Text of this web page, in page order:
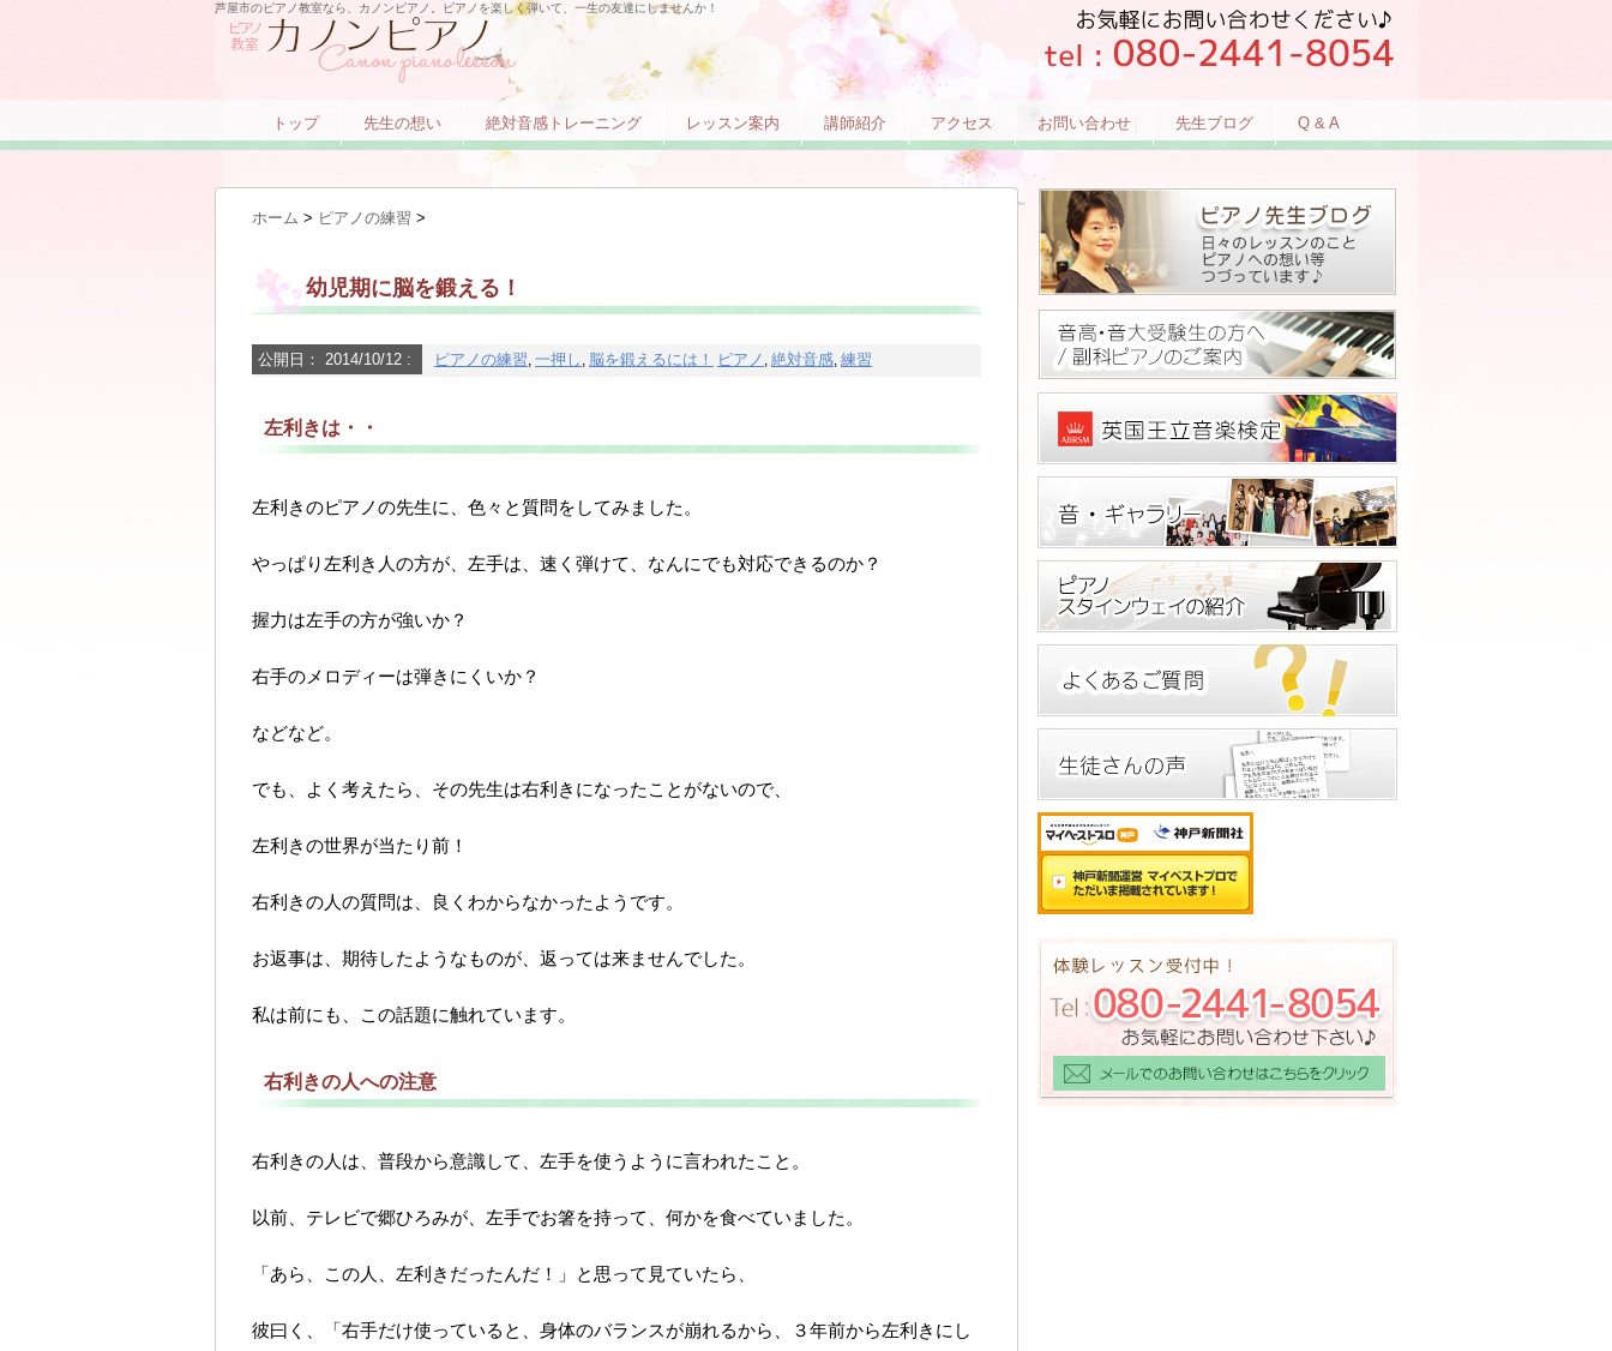
芦屋市のピアノ教室なら、カノンピアノ。ピアノを楽しく弾いて、一生の友達にしませんか！
トップ 先生の想い 絶対音感トレーニング レッスン案内 講師紹介 アクセス お問い合わせ 先生ブログ Q & A
ホーム > ピアノの練習 >
幼児期に脳を鍛える！
公開日： 2014/10/12 : ピアノの練習, 一押し , 脳を鍛えるには！ ピアノ , 絶対音感, 練習
左利きは・・
左利きのピアノの先生に、色々と質問をしてみました。
やっぱり左利き人の方が、左手は、速く弾けて、なんにでも対応できるのか？
握力は左手の方が強いか？
右手のメロディーは弾きにくいか？
などなど。
でも、よく考えたら、その先生は右利きになったことがないので、
左利きの世界が当たり前！
右利きの人の質問は、良くわからなかったようです。
お返事は、期待したようなものが、返っては来ませんでした。
私は前にも、この話題に触れています。
右利きの人への注意
右利きの人は、普段から意識して、左手を使うように言われたこと。
以前、テレビで郷ひろみが、左手でお箸を持って、何かを食べていました。
「あら、この人、左利きだったんだ！」と思って見ていたら、
彼曰く、「右手だけ使っていると、身体のバランスが崩れるから、３年前から左利きにし